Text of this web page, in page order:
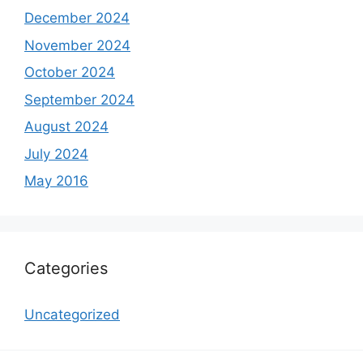
December 2024
November 2024
October 2024
September 2024
August 2024
July 2024
May 2016
Categories
Uncategorized